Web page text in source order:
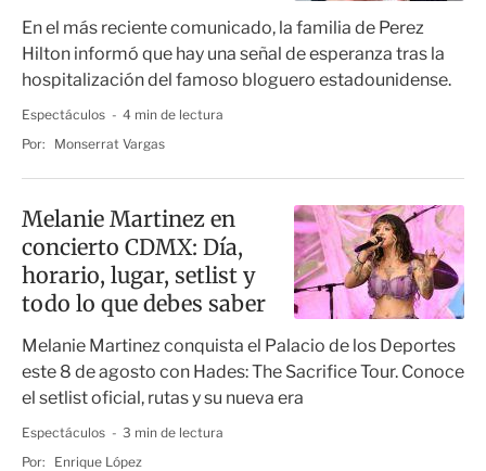
En el más reciente comunicado, la familia de Perez
Hilton informó que hay una señal de esperanza tras la
hospitalización del famoso bloguero estadounidense.
Espectáculos
4 min de lectura
Por:
Monserrat Vargas
Melanie Martinez en
concierto CDMX: Día,
horario, lugar, setlist y
todo lo que debes saber
Melanie Martinez conquista el Palacio de los Deportes
este 8 de agosto con Hades: The Sacrifice Tour. Conoce
el setlist oficial, rutas y su nueva era
Espectáculos
3 min de lectura
Por:
Enrique López